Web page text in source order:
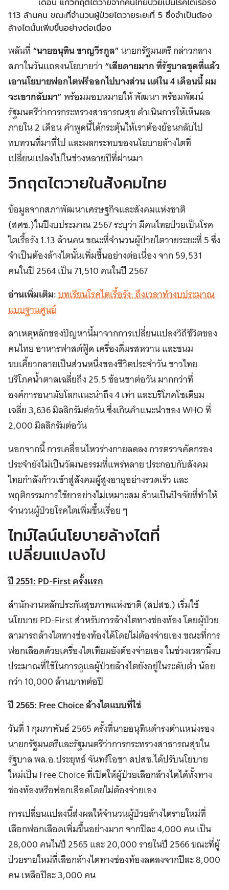
เดือน แก้วิกฤติไตวายจากคนไทยป่วยเป็นโรคไตเรื้อรัง
1.13 ล้านคน ขณะที่จำนวนผู้ป่วยไตวายระยะที่ 5 ซึ่งจำเป็นต้อง
ล้างไตนั้นเพิ่มขึ้นอย่างต่อเนื่อง
พลันที่“นายอนุทิน ชาญวีรกูล”นายกรัฐมนตรี กล่าวกลาง
สภาในวันแถลงนโยบายว่า“เสียดายมาก ที่รัฐบาลชุดที่แล้ว
เอานโยบายฟอกไตฟรีออกไปบางส่วน แต่ใน 4 เดือนนี้ ผม
จะเอากลับมา”พร้อมมอบหมายให้ พัฒนา พร้อมพัฒน์
รัฐมนตรีว่าการกระทรวงสาธารณสุข ดำเนินการให้เห็นผล
ภายใน 2 เดือน คำพูดนี้ได้กระตุ้นให้เราต้องย้อนกลับไป
ทบทวนที่มาที่ไป และผลกระทบของนโยบายล้างไตที่
เปลี่ยนแปลงไปในช่วงหลายปีที่ผ่านมา
วิกฤตไตวายในสังคมไทย
ข้อมูลจากสภาพัฒนาเศรษฐกิจและสังคมแห่งชาติ
(สศช.)ในปีงบประมาณ 2567 ระบุว่า มีคนไทยป่วยเป็นโรค
ไตเรื้อรัง 1.13 ล้านคน ขณะที่จำนวนผู้ป่วยไตวายระยะที่ 5 ซึ่ง
จำเป็นต้องล้างไตนั้นเพิ่มขึ้นอย่างต่อเนื่อง จาก 59,531
คนในปี 2564 เป็น 71,510 คนในปี 2567
อ่านเพิ่มเติม:บทเรียนโรคไตเรื้อรัง: ถึงเวลาทำงบประมาณ
แบบฐานศูนย์
สาเหตุหลักของปัญหานี้มาจากการเปลี่ยนแปลงวิถีชีวิตของ
คนไทย อาหารฟาสต์ฟู้ด เครื่องดื่มรสหวาน และขนม
ขบเคี้ยวกลายเป็นส่วนหนึ่งของชีวิตประจำวัน ชาวไทย
บริโภคน้ำตาลเฉลี่ยถึง 25.5 ช้อนชาต่อวัน มากกว่าที่
องค์การอนามัยโลกแนะนำถึง 4 เท่า และบริโภคโซเดียม
เฉลี่ย 3,636 มิลลิกรัมต่อวัน ซึ่งเกินคำแนะนำของ WHO ที่
2,000 มิลลิกรัมต่อวัน
นอกจากนี้ การเคลื่อนไหวร่างกายลดลง การตรวจคัดกรอง
ประจำยังไม่เป็นวัฒนธรรมที่แพร่หลาย ประกอบกับสังคม
ไทยกำลังก้าวเข้าสู่สังคมผู้สูงอายุอย่างรวดเร็ว และ
พฤติกรรมการใช้ยาอย่างไม่เหมาะสม ล้วนเป็นปัจจัยที่ทำให้
จำนวนผู้ป่วยโรคไตเพิ่มขึ้นเรื่อย ๆ
ไทม์ไลน์นโยบายล้างไตที่
เปลี่ยนแปลงไป
ปี 2551:PD-First ครั้งแรก
สำนักงานหลักประกันสุขภาพแห่งชาติ (สปสช.) เริ่มใช้
นโยบาย PD-First สำหรับการล้างไตทางช่องท้อง โดยผู้ป่วย
สามารถล้างไตทางช่องท้องได้โดยไม่ต้องจ่ายเอง ขณะที่การ
ฟอกเลือดด้วยเครื่องไตเทียมยังต้องจ่ายเอง ในช่วงเวลานี้งบ
ประมาณที่ใช้ในการดูแลผู้ป่วยล้างไตยังอยู่ในระดับต่ำ น้อย
กว่า 10,000 ล้านบาทต่อปี
ปี 2565:Free Choice ล้างไตแบบที่ใช่
วันที่ 1 กุมภาพันธ์ 2565 ครั้งที่นายอนุทินดำรงตำแหน่งรอง
นายกรัฐมนตรีและรัฐมนตรีว่าการกระทรวงสาธารณสุขใน
รัฐบาล พล.อ.ประยุทธ์ จันทร์โอชา สปสช.ได้ปรับนโยบาย
ใหม่เป็น Free Choice ที่เปิดให้ผู้ป่วยเลือกล้างไตได้ทั้งทาง
ช่องท้องหรือฟอกเลือดโดยไม่ต้องจ่ายเอง
การเปลี่ยนแปลงนี้ส่งผลให้จำนวนผู้ป่วยล้างไตรายใหม่ที่
เลือกฟอกเลือดเพิ่มขึ้นอย่างมาก จากปีละ 4,000 คน เป็น
28,000 คนในปี 2565 และ 20,000 รายในปี 2566 ขณะที่ผู้
ป่วยรายใหม่ที่เลือกล้างไตทางช่องท้องลดลงจากปีละ 8,000
คน เหลือปีละ 3,000 คน